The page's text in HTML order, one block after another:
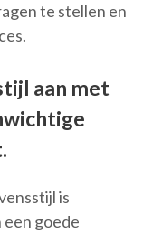
te stellen en
aan met
is
goede